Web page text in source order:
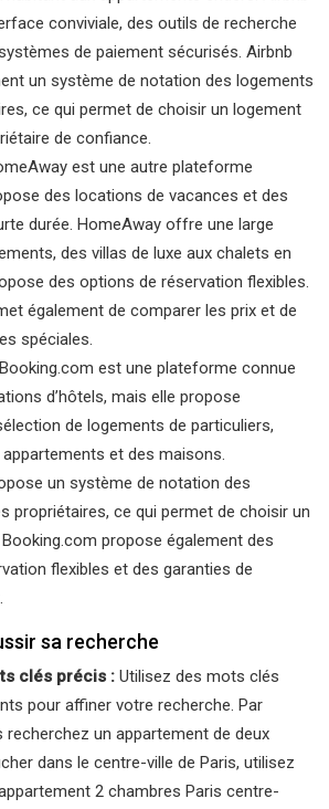
conviviale, des outils de recherche
de paiement sécurisés. Airbnb
un système de notation des logements
ce qui permet de choisir un logement
de confiance.
est une autre plateforme
des locations de vacances et des
durée. HomeAway offre une large
des villas de luxe aux chalets en
des options de réservation flexibles.
également de comparer les prix et de
spéciales.
Booking.com est une plateforme connue
d’hôtels, mais elle propose
de logements de particuliers,
et des maisons.
un système de notation des
propriétaires, ce qui permet de choisir un
propose également des
flexibles et des garanties de
sa recherche
clés précis : Utilisez des mots clés
pour affiner votre recherche. Par
recherchez un appartement de deux
dans le centre-ville de Paris, utilisez
2 chambres Paris centre-